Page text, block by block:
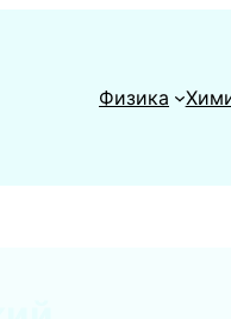
Физика